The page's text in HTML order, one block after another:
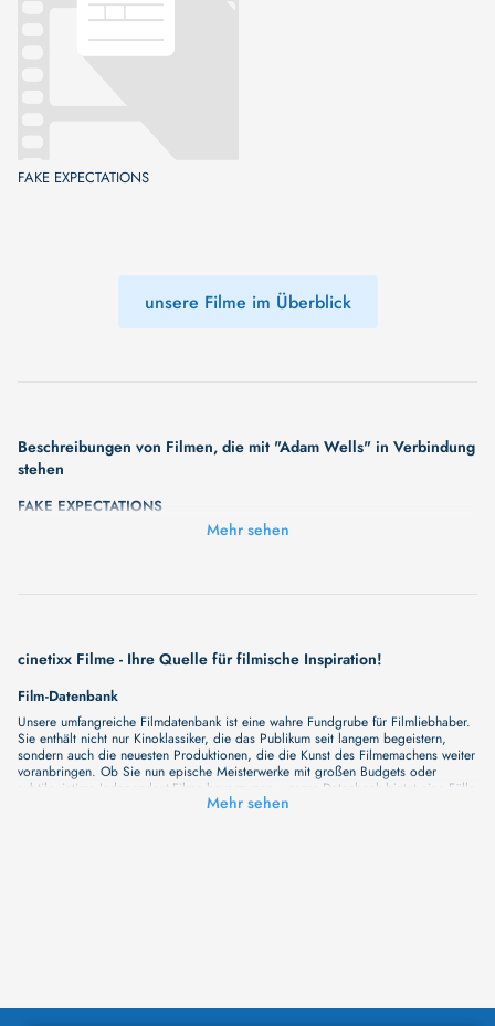
FAKE EXPECTATIONS
unsere Filme im Überblick
Beschreibungen von Filmen, die mit "Adam Wells" in Verbindung
stehen
FAKE EXPECTATIONS
Mehr sehen
cinetixx Filme - Ihre Quelle für filmische Inspiration!
Film-Datenbank
Unsere umfangreiche Filmdatenbank ist eine wahre Fundgrube für Filmliebhaber.
Sie enthält nicht nur Kinoklassiker, die das Publikum seit langem begeistern,
sondern auch die neuesten Produktionen, die die Kunst des Filmemachens weiter
voranbringen. Ob Sie nun epische Meisterwerke mit großen Budgets oder
subtile, intime Independent-Filme bevorzugen, unsere Datenbank bietet eine Fülle
von Inhalten, die Ihr Herz und Ihren Geist berühren werden. Beim Durchstöbern
Kinematographie zu einer noch faszinierenderen Welt werden, die Sie erkunden
Mehr sehen